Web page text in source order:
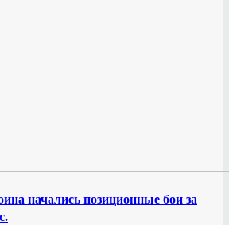
начались позиционные бои за